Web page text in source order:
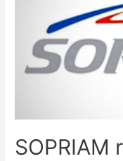
SOPRIAM